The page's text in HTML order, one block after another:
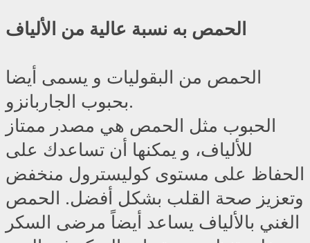
الحمص به نسبة عالية من الألياف
الحمص من البقوليات و يسمى أيضا
بحبوب الجاربانزو.
الحبوب مثل الحمص هي مصدر ممتاز
للألياف، و يمكنها أن تساعدك على
الحفاظ على مستوى كوليسترول منخفض
وتعزيز صحة القلب بشكل أفضل. الحمص
الغني بالألياف يساعد أيضاً مرضى السكر